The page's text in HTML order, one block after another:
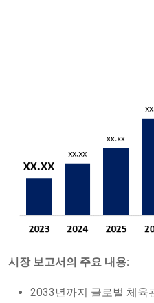
시장 보고서의 주요 내용:
2033년까지 글로벌 체육